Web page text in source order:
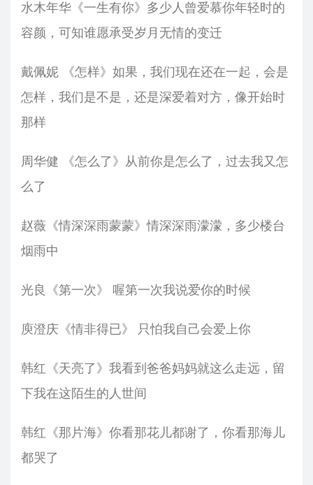
水木年华《一生有你》多少人曾爱慕你年轻时的
容颜，可知谁愿承受岁月无情的变迁
戴佩妮 《怎样》如果，我们现在还在一起，会是
怎样，我们是不是，还是深爱着对方，像开始时
那样
周华健 《怎么了》从前你是怎么了，过去我又怎
么了
赵薇《情深深雨蒙蒙》情深深雨濛濛，多少楼台
烟雨中
光良《第一次》 喔第一次我说爱你的时候
庾澄庆《情非得已》 只怕我自己会爱上你
韩红《天亮了》我看到爸爸妈妈就这么走远，留
下我在这陌生的人世间
韩红《那片海》你看那花儿都谢了，你看那海儿
都哭了